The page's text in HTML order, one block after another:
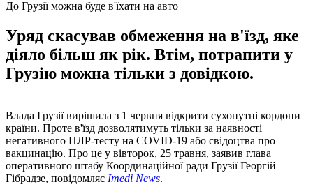
До Грузії можна буде в'їхати на авто
Уряд скасував обмеження на в'їзд, яке
діяло більш як рік. Втім, потрапити у
Грузію можна тільки з довідкою.
Влада Грузії вирішила з 1 червня відкрити сухопутні кордони
країни. Проте в'їзд дозволятимуть тільки за наявності
негативного ПЛР-тесту на COVID-19 або свідоцтва про
вакцинацію. Про це у вівторок, 25 травня, заявив глава
оперативного штабу Координаційної ради Грузії Георгій
Гібрадзе, повідомляє Imedi News.